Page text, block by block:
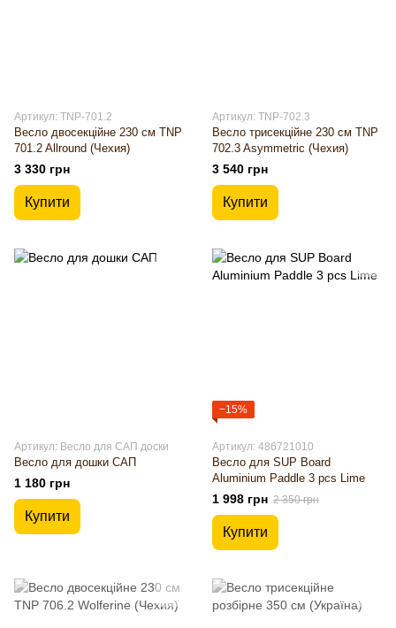
Артикул: TNP-701.2
Весло двосекційне 230 см TNP
701.2 Allround (Чехия)
3 330 грн
Купити
Артикул: TNP-702.3
Весло трисекційне 230 см TNP
702.3 Asymmetric (Чехия)
3 540 грн
Купити
Артикул: Весло для САП доски
Весло для дошки САП
1 180 грн
Купити
−15%
Артикул: 486721010
Весло для SUP Board
Aluminium Paddle 3 pcs Lime
1 998 грн 2 350 грн
Купити